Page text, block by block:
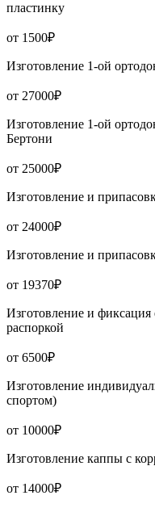
пластинку
от 1500₽
Изготовление 1-ой
от 27000₽
Изготовление 1-ой
Бертони
от 25000₽
Изготовление и
от 24000₽
Изготовление и
от 19370₽
Изготовление и фиксация
распоркой
от 6500₽
Изготовление
спортом)
от 10000₽
Изготовление каппы с
от 14000₽